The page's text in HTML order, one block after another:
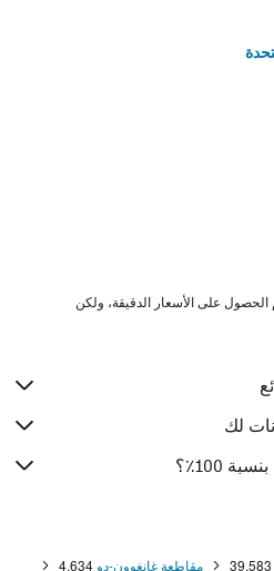
لك
100٪؟
39,583 مقاطعة غانغوون-دو 4,634